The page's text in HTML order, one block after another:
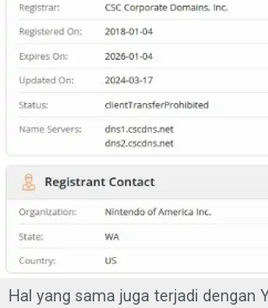
Hal yang sama juga terjadi dengan